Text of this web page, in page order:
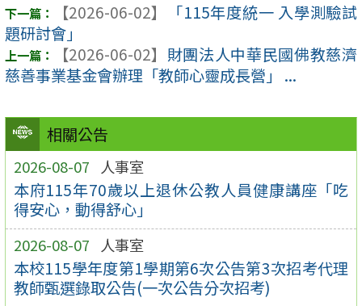
相關公告
2026-08-07 人事室
本府115年70歲以上退休公教人員健康講座「吃
得安心，動得舒心」
2026-08-07 人事室
本校115學年度第1學期第6次公告第3次招考代理
教師甄選錄取公告(一次公告分次招考)
【2026-06-02】
「115年度統一 入學測驗試
題研討會」
【2026-06-02】 財團法人中華民國佛教慈濟
慈善事業基金會辦理「教師心靈成長營」 ...